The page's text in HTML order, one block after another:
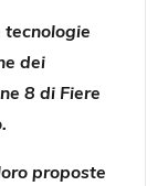
tecnologie
dei
8 di Fiere
proposte